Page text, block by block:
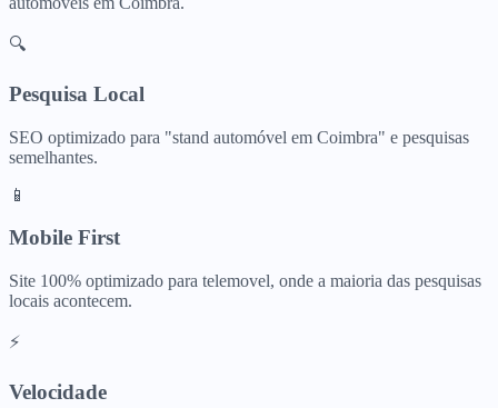
🔍
Pesquisa Local
SEO optimizado para "stand automóvel em Coimbra" e pesquisas
semelhantes.
📱
Mobile First
Site 100% optimizado para telemovel, onde a maioria das pesquisas
locais acontecem.
⚡
Velocidade